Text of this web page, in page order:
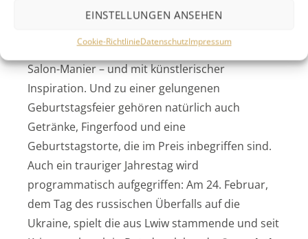
EINSTELLUNGEN ANSEHEN
Cookie-RichtlinieDatenschutzImpressum
Geburtstags-Salon in die historischen
ungezwungenen Beisammensein in bester
Salon-Manier – und mit künstlerischer
Inspiration. Und zu einer gelungenen
Geburtstagsfeier gehören natürlich auch
Getränke, Fingerfood und eine
Geburtstagstorte, die im Preis inbegriffen sind.
Auch ein trauriger Jahrestag wird
programmatisch aufgegriffen: Am 24. Februar,
dem Tag des russischen Überfalls auf die
Ukraine, spielt die aus Lwiw stammende und seit